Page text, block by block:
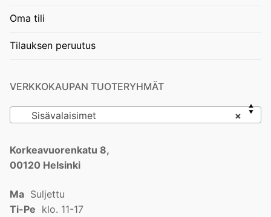
Oma tili
Tilauksen peruutus
VERKKOKAUPAN TUOTERYHMÄT
×
Sisävalaisimet
Korkeavuorenkatu 8,
00120 Helsinki
Ma Suljettu
Ti-Pe klo. 11-17